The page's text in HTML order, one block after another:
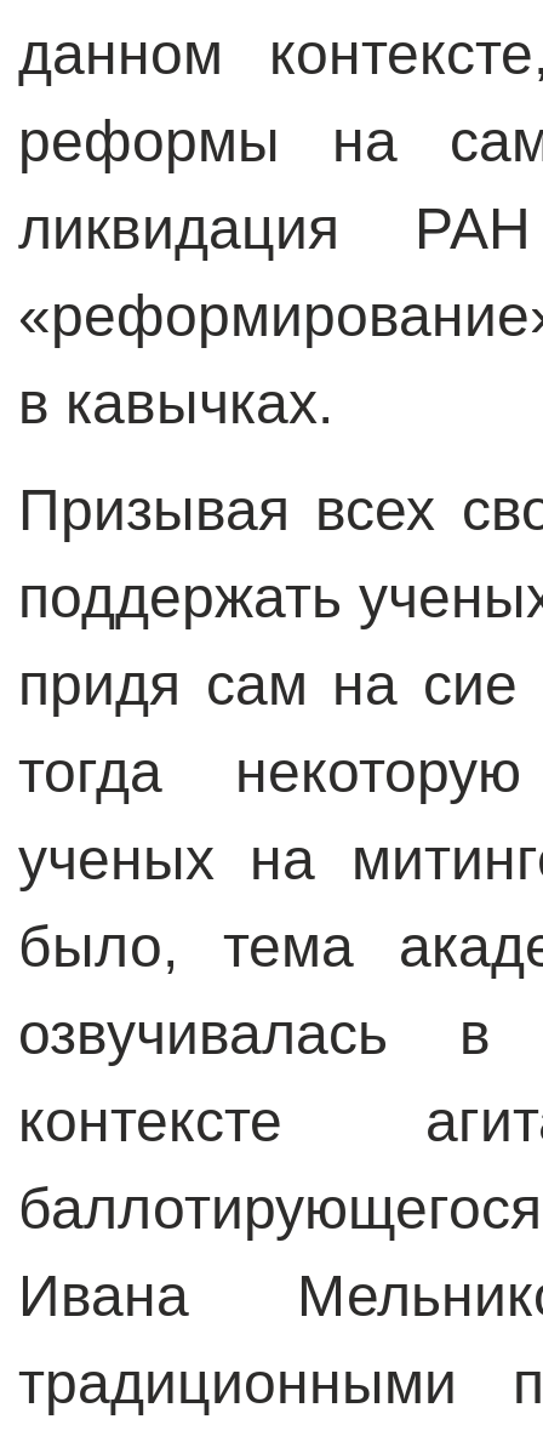
данном
реформы на
ликвидация
в кавычках.
Призывая всех
поддержать
придя сам на сие
тогда
ученых на
было, тема
озвучивалась
контексте
Ивана
традиционными